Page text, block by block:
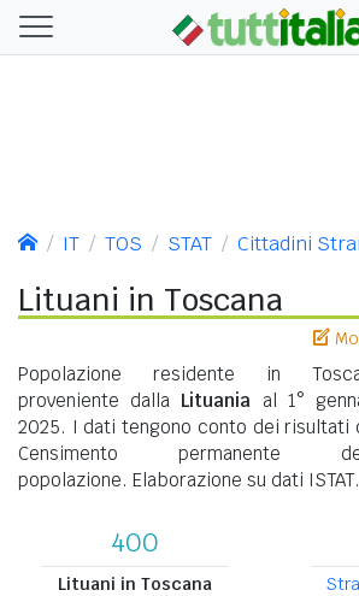
IT TOS STAT Cittadini
Lituani in Toscana
Popolazione residente in
proveniente dalla Lituania al 1°
2025. I dati tengono conto dei risultati
Censimento permanente
popolazione. Elaborazione su dati ISTAT.
400
Lituani in Toscana